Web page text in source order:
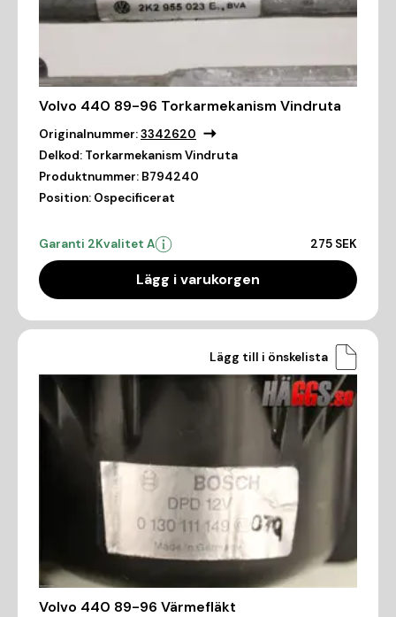
Volvo 440 89-96 Torkarmekanism Vindruta
Originalnummer:3342620
Delkod: Torkarmekanism Vindruta
Produktnummer: B794240
Position: Ospecificerat
Garanti 2Kvalitet A 275 SEK
Lägg i varukorgen
Lägg till i önskelista
Volvo 440 89-96 Värmefläkt